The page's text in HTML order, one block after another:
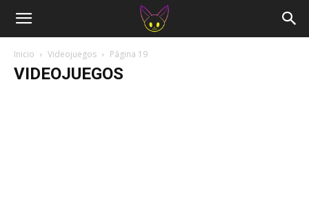
Inicio Videojuegos Página 19
VIDEOJUEGOS